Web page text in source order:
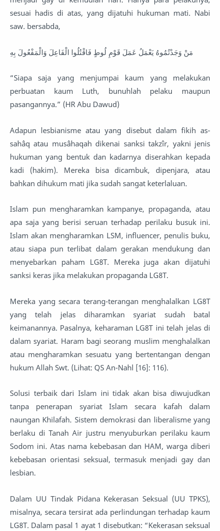
sesuai hadis di atas, yang dijatuhi hukuman mati. Nabi
saw. bersabda,
مَنْ وَجَدْتُمُوهُ يَعْمَلُ عَمَلَ قَوْمِ لُوطٍ فَاقْتُلُوا الْفَاعِلَ وَالْمَفْعُولَ بِهِ
“Siapa saja yang menjumpai kaum yang melakukan
perbuatan kaum Luth, bunuhlah pelaku maupun
pasangannya.” (HR Abu Dawud)
Adapun lesbianisme atau yang disebut dalam fikih as-
sahâq atau musâhaqah dikenai sanksi takzîr, yakni jenis
hukuman yang bentuk dan kadarnya diserahkan kepada
kadi (hakim). Mereka bisa dicambuk, dipenjara, atau
bahkan dihukum mati jika sudah sangat keterlaluan.
Islam pun mengharamkan kampanye, propaganda, atau
apa saja yang berisi seruan terhadap perilaku busuk ini.
Islam akan mengharamkan LSM, influencer, penulis buku,
atau siapa pun terlibat dalam gerakan mendukung dan
menyebarkan paham LG8T. Mereka juga akan dijatuhi
sanksi keras jika melakukan propaganda LG8T.
Mereka yang secara terang-terangan menghalalkan LG8T
yang telah jelas diharamkan syariat sudah batal
keimanannya. Pasalnya, keharaman LG8T ini telah jelas di
dalam syariat. Haram bagi seorang muslim menghalalkan
atau mengharamkan sesuatu yang bertentangan dengan
hukum Allah Swt. (Lihat: QS An-Nahl [16]: 116).
Solusi terbaik dari Islam ini tidak akan bisa diwujudkan
tanpa penerapan syariat Islam secara kafah dalam
naungan Khilafah. Sistem demokrasi dan liberalisme yang
berlaku di Tanah Air justru menyuburkan perilaku kaum
Sodom ini. Atas nama kebebasan dan HAM, warga diberi
kebebasan orientasi seksual, termasuk menjadi gay dan
lesbian.
Dalam UU Tindak Pidana Kekerasan Seksual (UU TPKS),
misalnya, secara tersirat ada perlindungan terhadap kaum
LG8T. Dalam pasal 1 ayat 1 disebutkan: “Kekerasan seksual